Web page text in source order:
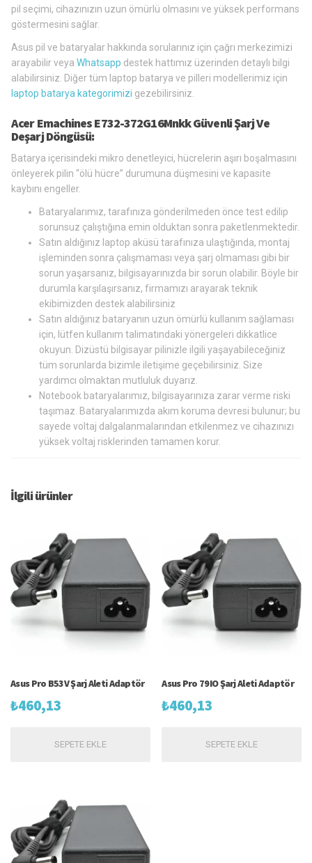
pil seçimi, cihazınızın uzun ömürlü olmasını ve yüksek performans
göstermesini sağlar.
Asus pil ve bataryalar hakkında sorularınız için çağrı merkezimizi
arayabilir veya Whatsapp destek hattımız üzerinden detaylı bilgi
alabilirsiniz. Diğer tüm laptop batarya ve pilleri modellerimiz için
laptop batarya kategorimizi gezebilirsiniz.
Acer Emachines E732-372G16Mnkk Güvenli Şarj Ve
Deşarj Döngüsü:
Batarya içerisindeki mikro denetleyici, hücrelerin aşırı boşalmasını
önleyerek pilin “ölü hücre” durumuna düşmesini ve kapasite
kaybını engeller.
Bataryalarımız, tarafınıza gönderilmeden önce test edilip
sorunsuz çalıştığına emin olduktan sonra paketlenmektedir.
Satın aldığınız laptop aküsü tarafınıza ulaştığında, montaj
işleminden sonra çalışmaması veya şarj olmaması gibi bir
sorun yaşarsanız, bilgisayarınızda bir sorun olabilir. Böyle bir
durumla karşılaşırsanız, firmamızı arayarak teknik
ekibimizden destek alabilirsiniz
Satın aldığınız bataryanın uzun ömürlü kullanım sağlaması
için, lütfen kullanım talimatındaki yönergeleri dikkatlice
okuyun. Dizüstü bilgisayar pilinizle ilgili yaşayabileceğiniz
tüm sorunlarda bizimle iletişime geçebilirsiniz. Size
yardımcı olmaktan mutluluk duyarız.
Notebook bataryalarımız, bilgisayarınıza zarar verme riski
taşımaz. Bataryalarımızda akım koruma devresi bulunur; bu
sayede voltaj dalgalanmalarından etkilenmez ve cihazınızı
yüksek voltaj risklerinden tamamen korur.
İlgili ürünler
Asus Pro B53V Şarj Aleti Adaptör
₺460,13
SEPETE EKLE
Asus Pro 79IO Şarj Aleti Adaptör
₺460,13
SEPETE EKLE